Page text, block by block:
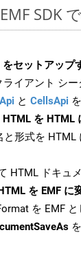
SDK
セットアップ
イアント シ
と CellsApi
を HTML
と形式を HTML
HTML ドキュ
を EMF に
を EMF と